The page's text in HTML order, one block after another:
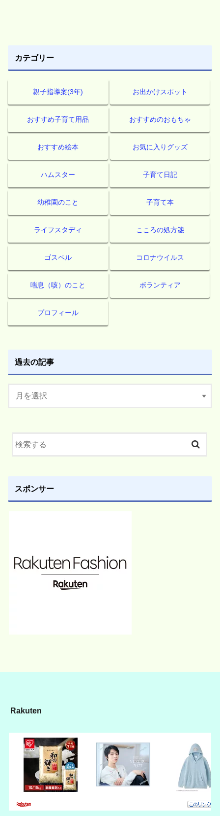
カテゴリー
親子指導案(3年) お出かけスポット
おすすめ子育て用品 おすすめのおもちゃ
おすすめ絵本 お気に入りグッズ
ハムスター 子育て日記
幼稚園のこと 子育て本
ライフスタディ こころの処方箋
ゴスペル コロナウイルス
喘息（咳）のこと ボランティア
プロフィール
過去の記事
スポンサー
Rakuten